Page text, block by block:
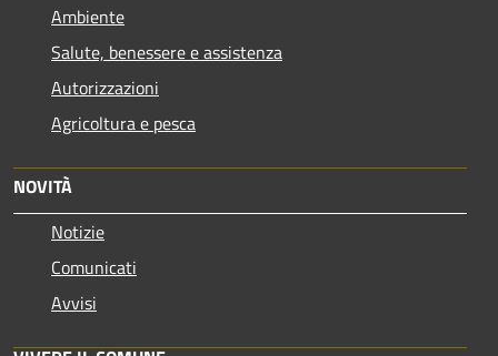
Ambiente
Salute, benessere e assistenza
Autorizzazioni
Agricoltura e pesca
NOVITÀ
Notizie
Comunicati
Avvisi